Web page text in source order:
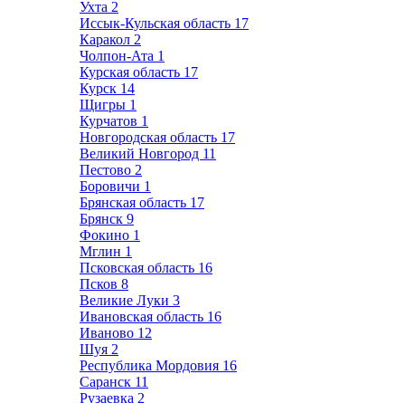
Ухта 2
Иссык-Кульская область 17
Каракол 2
Чолпон-Ата 1
Курская область 17
Курск 14
Щигры 1
Курчатов 1
Новгородская область 17
Великий Новгород 11
Пестово 2
Боровичи 1
Брянская область 17
Брянск 9
Фокино 1
Мглин 1
Псковская область 16
Псков 8
Великие Луки 3
Ивановская область 16
Иваново 12
Шуя 2
Республика Мордовия 16
Саранск 11
Рузаевка 2